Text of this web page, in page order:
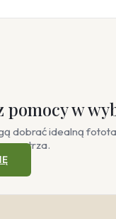
pomocy w
dobrać idealną
wnętrza.